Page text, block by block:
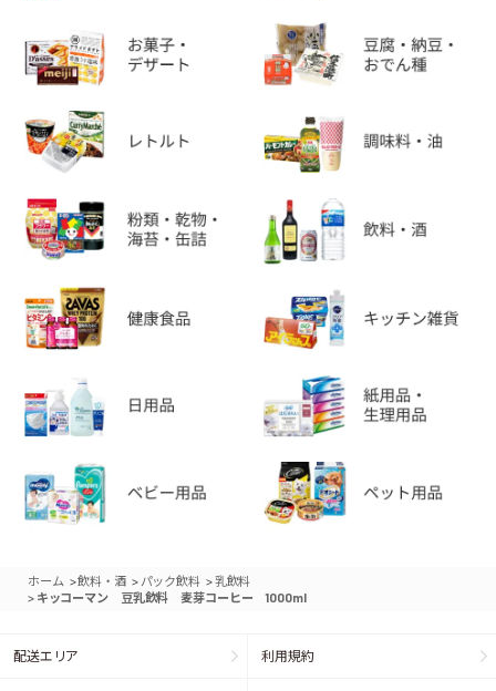
ホーム >飲料・酒 > パック飲料 >乳飲料
> キッコーマン 豆乳飲料 麦芽コーヒー 1000ml
配送エリア 利用規約